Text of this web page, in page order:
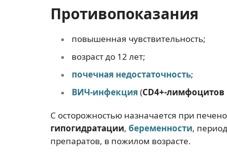
Противопоказания
повышенная чувствительность;
возраст до 12 лет;
почечная недостаточность;
ВИЧ-инфекция (CD4+-лимфоцитов
С осторожностью назначается при
гипогидратации, беременности,
препаратов, в пожилом возрасте.